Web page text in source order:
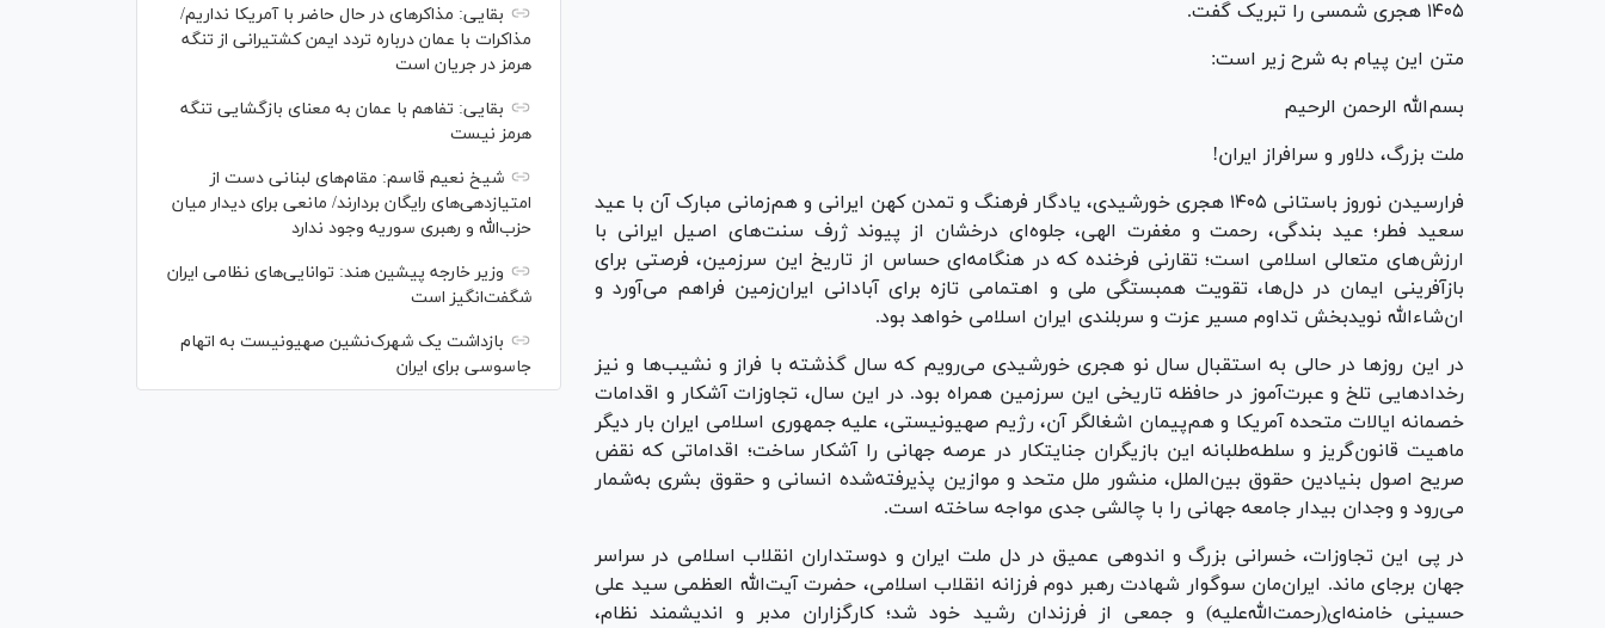
۱۴۰۵ هجری شمسی را تبریک گفت.
متن این پیام به شرح زیر است:
بسم‌الله الرحمن الرحیم
ملت بزرگ، دلاور و سرافراز ایران!
فرارسیدن نوروز باستانی ۱۴۰۵ هجری خورشیدی، یادگار فرهنگ و تمدن کهن ایرانی و هم‌زمانی مبارک آن با عید
سعید فطر؛ عید بندگی، رحمت و مغفرت الهی، جلوه‌ای درخشان از پیوند ژرف سنت‌های اصیل ایرانی با
ارزش‌های متعالی اسلامی است؛ تقارنی فرخنده که در هنگامه‌ای حساس از تاریخ این سرزمین، فرصتی برای
بازآفرینی ایمان در دل‌ها، تقویت همبستگی ملی و اهتمامی تازه برای آبادانی ایران‌زمین فراهم می‌آورد و
ان‌شاءالله نویدبخش تداوم مسیر عزت و سربلندی ایران اسلامی خواهد بود.
در این روزها در حالی به استقبال سال نو هجری خورشیدی می‌رویم که سال گذشته با فراز و نشیب‌ها و نیز
رخدادهایی تلخ و عبرت‌آموز در حافظه تاریخی این سرزمین همراه بود. در این سال، تجاوزات آشکار و اقدامات
خصمانه ایالات متحده آمریکا و هم‌پیمان اشغالگر آن، رژیم صهیونیستی، علیه جمهوری اسلامی ایران بار دیگر
ماهیت قانون‌گریز و سلطه‌طلبانه این بازیگران جنایتکار در عرصه جهانی را آشکار ساخت؛ اقداماتی که نقض
صریح اصول بنیادین حقوق بین‌الملل، منشور ملل متحد و موازین پذیرفته‌شده انسانی و حقوق بشری به‌شمار
می‌رود و وجدان بیدار جامعه جهانی را با چالشی جدی مواجه ساخته است.
در پی این تجاوزات، خسرانی بزرگ و اندوهی عمیق در دل ملت ایران و دوستداران انقلاب اسلامی در سراسر
جهان برجای ماند. ایران‌مان سوگوار شهادت رهبر دوم فرزانه انقلاب اسلامی، حضرت آیت‌الله العظمی سید علی
حسینی خامنه‌ای(رحمت‌الله‌علیه) و جمعی از فرزندان رشید خود شد؛ کارگزاران مدبر و اندیشمند نظام،
بقایی: مذاکره‎ای در حال حاضر با آمریکا نداریم/
مذاکرات با عمان درباره تردد ایمن کشتیرانی از تنگه
هرمز در جریان است
بقایی: تفاهم با عمان به معنای بازگشایی تنگه
هرمز نیست
شیخ نعیم قاسم: مقام‌های لبنانی دست از
امتیازدهی‌های رایگان بردارند/ مانعی برای دیدار میان
حزب‌الله و رهبری سوریه وجود ندارد
وزیر خارجه پیشین هند: توانایی‌های نظامی ایران
شگفت‌انگیز است
بازداشت یک شهرک‌نشین صهیونیست به اتهام
جاسوسی برای ایران